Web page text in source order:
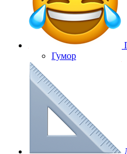
Гумор